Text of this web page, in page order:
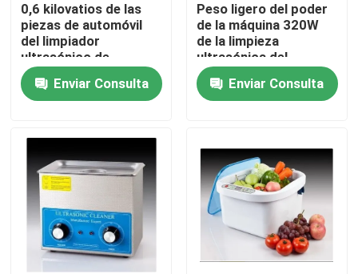
Hogar
Sobre nosotros
Viaje de la fábrica
0,6 kilovatios de las
piezas de automóvil
del limpiador
ultrasónico de
Benchtop del color de
la aprobación blanca
del CE
Enviar Consulta
Peso ligero del poder
de la máquina 320W
de la limpieza
ultrasónica del
lavaplatos con
ISO9001Enviar Consulta